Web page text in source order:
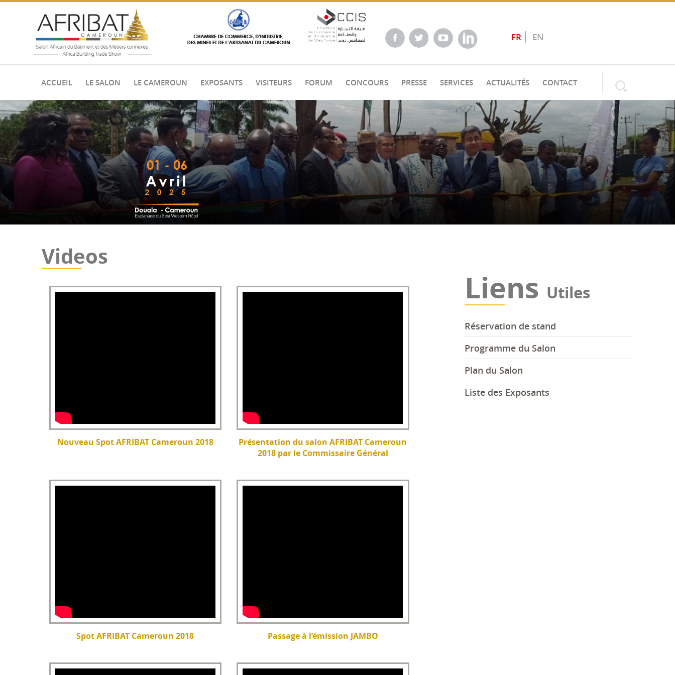
FR EN
ACCUEIL LE SALON LE CAMEROUN EXPOSANTS VISITEURS FORUM CONCOURS PRESSE SERVICES ACTUALITÉS CONTACT
Videos
Nouveau Spot AFRIBAT Cameroun 2018
Présentation du salon AFRIBAT Cameroun
2018 par le Commissaire Général
Spot AFRIBAT Cameroun 2018 Passage à l’émission JAMBO
Liens Utiles
Réservation de stand
Programme du Salon
Plan du Salon
Liste des Exposants